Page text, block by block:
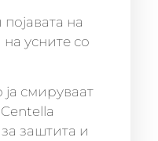
на
усните со
смируваат
заштита и